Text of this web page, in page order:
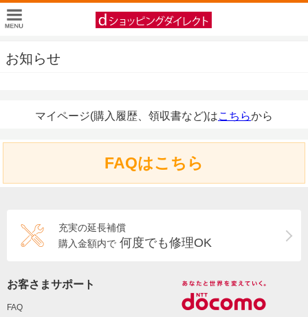
お知らせ
マイページ(購入履歴、領収書など)はこちらから
FAQはこちら
充実の延長補償
購入金額内で 何度でも修理OK
お客さまサポート
FAQ